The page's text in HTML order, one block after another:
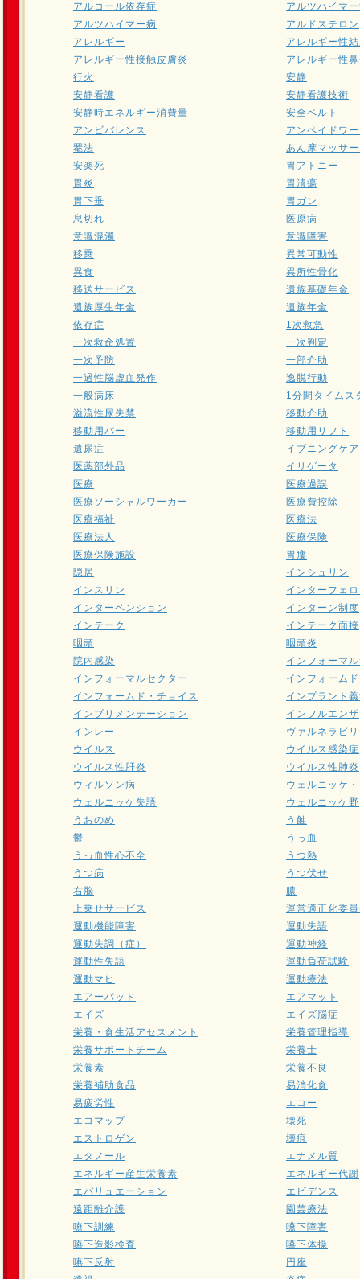
アルコール依存症
アルツハイマ
アルツハイマー病
アルドステロン
アレルギー
アレルギー性
アレルギー性接触皮膚炎
アレルギー性
行火
安静
安静看護
安静看護技術
安静時エネルギー消費量
安全ベルト
アンビバレンス
アンペイドワ
罨法
あん摩マッサ
安楽死
胃アトニー
胃炎
胃潰瘍
胃下垂
胃ガン
息切れ
医原病
意識混濁
意識障害
移乗
異常可動性
異食
異所性骨化
移送サービス
遺族基礎年金
遺族厚生年金
遺族年金
依存症
1次救急
一次救命処置
一次判定
一次予防
一部介助
一過性脳虚血発作
逸脱行動
一般病床
1分間タイムス
溢流性尿失禁
移動介助
移動用バー
移動用リフト
遺尿症
イブニングケア
医薬部外品
イリゲータ
医療
医療過誤
医療ソーシャルワーカー
医療費控除
医療福祉
医療法
医療法人
医療保険
医療保険施設
胃瘻
隠居
インシュリン
インスリン
インターフェ
インターベンション
インターン制度
インテーク
インテーク面接
咽頭
咽頭炎
院内感染
インフォーマ
インフォーマルセクター
インフォーム
インフォームド・チョイス
インプラント
インプリメンテーション
インフルエンザ
インレー
ヴァルネラビ
ウイルス
ウイルス感染症
ウイルス性肝炎
ウイルス性肺炎
ウィルソン病
ウェルニッケ
ウェルニッケ失語
ウェルニッケ野
うおのめ
う蝕
鬱
うっ血
うっ血性心不全
うつ熱
うつ病
うつ伏せ
右脳
膿
上乗せサービス
運営適正化委
運動機能障害
運動失語
運動失調（症）
運動神経
運動性失語
運動負荷試験
運動マヒ
運動療法
エアーバッド
エアマット
エイズ
エイズ脳症
栄養・食生活アセスメント
栄養管理指導
栄養サポートチーム
栄養士
栄養素
栄養不良
栄養補助食品
易消化食
易疲労性
エコー
エコマップ
壊死
エストロゲン
壊疽
エタノール
エナメル質
エネルギー産生栄養素
エネルギー代謝
エバリュエーション
エビデンス
遠距離介護
園芸療法
嚥下訓練
嚥下障害
嚥下造影検査
嚥下体操
嚥下反射
円座